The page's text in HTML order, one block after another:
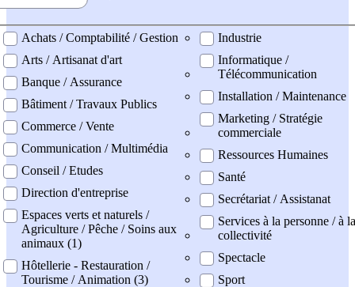
professionel
Achats / Comptabilité / Gestion
Arts / Artisanat d'art
Banque / Assurance
Bâtiment / Travaux Publics
Commerce / Vente
Communication / Multimédia
Conseil / Etudes
Direction d'entreprise
Espaces verts et naturels /
Agriculture / Pêche / Soins aux
animaux (1)
Hôtellerie - Restauration /
Tourisme / Animation (3)
Industrie
Informatique /
Télécommunication
Installation / Maintenance
Marketing / Stratégie
commerciale
Ressources Humaines
Santé
Secrétariat / Assistanat
Services à la personne / à la
collectivité
Spectacle
Sport